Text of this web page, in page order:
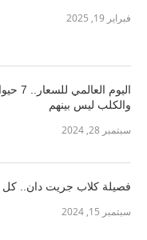
فبراير 19, 2025
اليوم
والكلب ليس بينهم
سبتمبر 28, 2024
فصيلة كلاب جريت دان.. كل
سبتمبر 15, 2024